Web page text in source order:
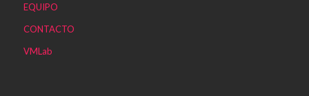
EQUIPO
CONTACTO
VMLab